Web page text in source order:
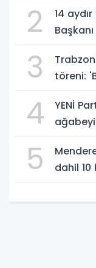
2
14
3
töreni:
4
YENİ
5
dahil 10